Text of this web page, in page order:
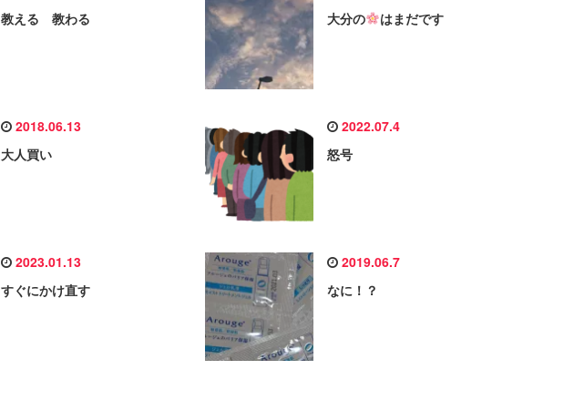
教える 教わる 大分の はまだです
2018.06.13
大人買い
2022.07.4
怒号
2023.01.13
すぐにかけ直す
2019.06.7
なに！？